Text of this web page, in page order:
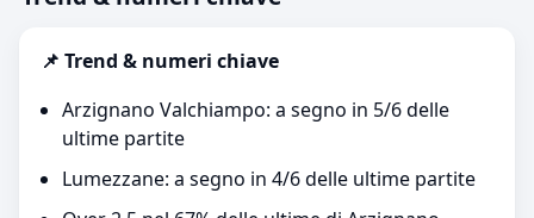
📌 Trend & numeri chiave
Arzignano Valchiampo: a segno in 5/6 delle
ultime partite
Lumezzane: a segno in 4/6 delle ultime partite